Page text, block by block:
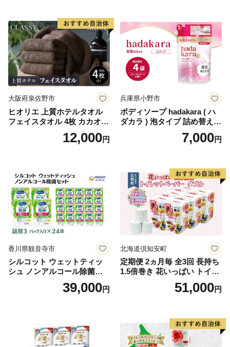
蓄 防災 エコ 消耗品 生活雑貨
生活用品 無香料 トイレット
ペーパー ダブル といれっと
ぺーぱー トイレ クレシア ト
イレットペーパー [BDBH002
-1]
大阪府泉佐野市
ヒオリエ 上質ホテルタオル
フェイスタオル 4枚 カカオ
【タオル 泉州タオル 吸水 普
段使い 無地 シンプル 日用品
12,000円
兵庫県小野市
ボディソープ hadakara ( ハ
ダカラ ) 泡タイプ 詰め替え 4
40ml×4袋 ボディーソープ 泡
ボディソープ 泡 日用品 消耗
泡石鹸 石鹸 兵庫 兵庫県 小野
7,000円
香川県観音寺市
シルコット ウェットティッ
シュ ノンアルコール除菌詰
替（43枚×3P）×24袋 日用品
おもちゃ 拭き取り 手拭き 外
39,000円
北海道倶知安町
定期便 2ヵ月毎 全3回 長持ち
1.5倍巻き 花いっぱい トイレ
ットペーパー ダブル 45ｍ 計
72ロール 全18種 花柄 プリン
ー 消耗品 備蓄 送料無料 北海
道 倶知安町 日用品
51,000円